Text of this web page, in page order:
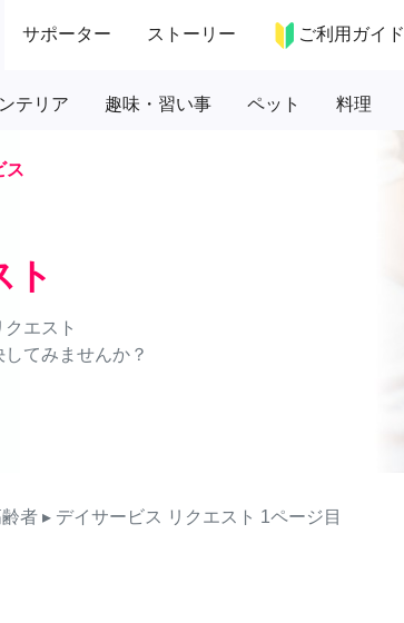
サポーター ストーリー ご利用ガイド
テリア 趣味・習い事 ペット 料理
ス
ト
エスト
てみませんか？
者 ▸ デイサービス リクエスト 1ページ目